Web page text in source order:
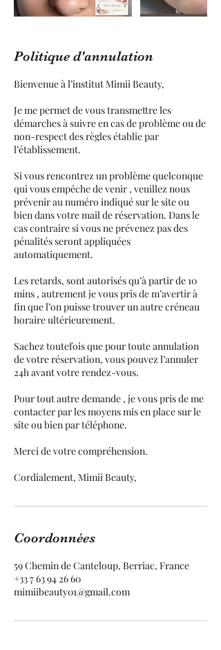
Politique d'annulation
Bienvenue à l’institut Mimii Beauty,
Je me permet de vous transmettre les
démarches à suivre en cas de problème ou de
non-respect des règles établie par
l’établissement.
Si vous rencontrez un problème quelconque
qui vous empêche de venir , veuillez nous
prévenir au numéro indiqué sur le site ou
bien dans votre mail de réservation. Dans le
cas contraire si vous ne prévenez pas des
pénalités seront appliquées
automatiquement.
Les retards, sont autorisés qu’à partir de 10
mins , autrement je vous pris de m’avertir à
fin que l’on puisse trouver un autre créneau
horaire ultérieurement.
Sachez toutefois que pour toute annulation
de votre réservation, vous pouvez l’annuler
24h avant votre rendez-vous.
Pour tout autre demande , je vous pris de me
contacter par les moyens mis en place sur le
site ou bien par téléphone.
Merci de votre compréhension.
Coordonnées
59 Chemin de Canteloup, Berriac, France
+33 7 63 94 26 60
mimiibeauty01@gmail.com